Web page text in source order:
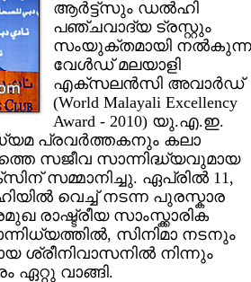
ആര്‍ട്ട്സും ഡല്‍ഹി
പഞ്ചവാദ്യ ട്രസ്റ്റും
സംയുക്തമായി നല്‍കുന്ന
വേള്‍ഡ്‌ മലയാളി
എക്സലന്‍സി അവാര്‍ഡ്‌
(World Malayali Excellency
Award - 2010) യു.എ.ഇ.
പ്രവര്‍ത്തകനും കലാ
സജീവ സാന്നിദ്ധ്യവുമായ
സമ്മാനിച്ചു. ഏപ്രില്‍ 11,
വെച്ച് നടന്ന പുരസ്കാര
രാഷ്ട്രീയ സാംസ്ക്കാരിക
സിനിമാ നടനും
ശ്രീനിവാസനില്‍ നിന്നും
ഏറ്റു വാങ്ങി.